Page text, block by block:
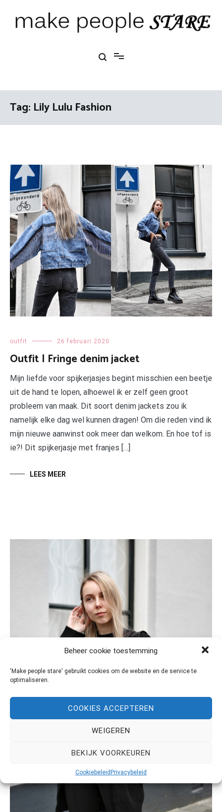
Beheer cookie toestemming
'Make people stare' gebruikt cookies om de website en de service te
optimaliseren.
COOKIES ACCEPTEREN
WEIGEREN
BEKIJK VOORKEUREN
Cookiebeleid Privacybeleid
Tag: Lily Lulu Fashion
outfit 26 februari 2020
Outfit | Fringe denim jacket
Mijn liefde voor spijkerjasjes begint misschien een beetje
uit de hand te lopen, alhoewel ik er zelf geen groot
probleem van maak. Dit soort denim jackets zou ik
namelijk elke dag wel kunnen dragen! Om die reden vind ik
mijn nieuwe aanwinst ook meer dan welkom. En hoe tof is
ie?! Dit spijkerjasje met franjes […]
LEES MEER